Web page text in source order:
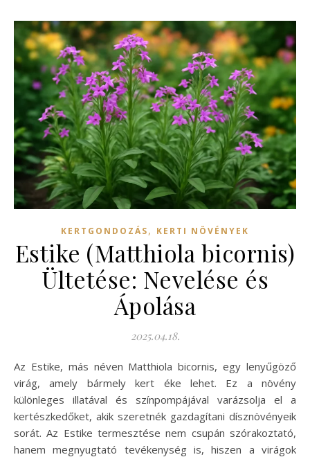
KERTGONDOZÁS, KERTI NÖVÉNYEK
Estike (Matthiola bicornis)
Ültetése: Nevelése és
Ápolása
2025.04.18.
Az Estike, más néven Matthiola bicornis, egy lenyűgöző
virág, amely bármely kert éke lehet. Ez a növény
különleges illatával és színpompájával varázsolja el a
kertészkedőket, akik szeretnék gazdagítani dísznövényeik
sorát. Az Estike termesztése nem csupán szórakoztató,
hanem megnyugtató tevékenység is, hiszen a virágok